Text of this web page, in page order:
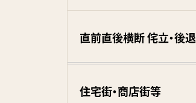
直前直後横断 侘立・後退
住宅街・商店街等